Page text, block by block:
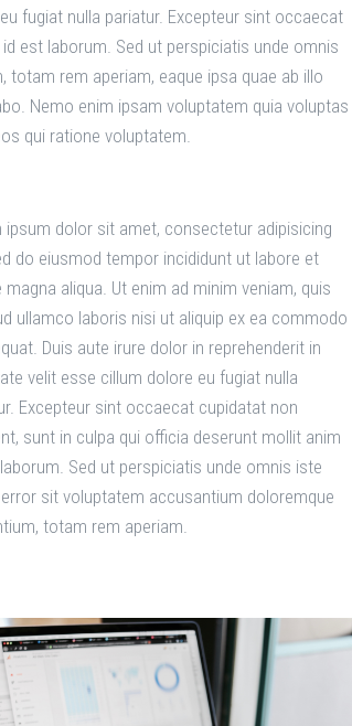
fugiat nulla pariatur. Excepteur sint occaecat
est laborum. Sed ut perspiciatis unde omnis
rem aperiam, eaque ipsa quae ab illo
Nemo enim ipsam voluptatem quia voluptas
qui ratione voluptatem.
ipsum dolor sit amet, consectetur adipisicing
do eiusmod tempor incididunt ut labore et
magna aliqua. Ut enim ad minim veniam, quis
ullamco laboris nisi ut aliquip ex ea commodo
Duis aute irure dolor in reprehenderit in
velit esse cillum dolore eu fugiat nulla
Excepteur sint occaecat cupidatat non
sunt in culpa qui officia deserunt mollit anim
Sed ut perspiciatis unde omnis iste
sit voluptatem accusantium doloremque
totam rem aperiam.